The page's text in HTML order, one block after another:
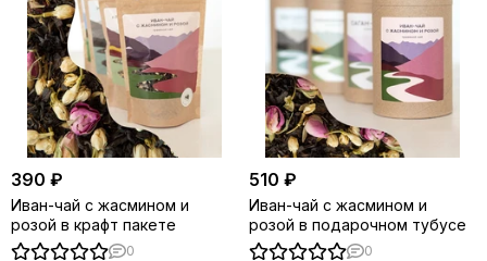
390 ₽
Иван-чай с жасмином и
розой в крафт пакете
0
510 ₽
Иван-чай с жасмином и
розой в подарочном тубусе
0